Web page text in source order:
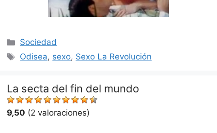
Categorías
Sociedad
Etiquetas
Odisea, sexo, Sexo La Revolución
La secta del fin del mundo
9,50 (2 valoraciones)